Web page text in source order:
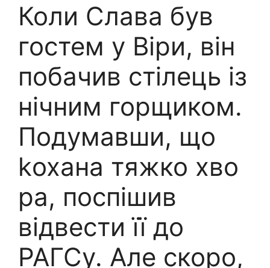
Коли Слава був
гостем у Віри, він
побачив стілець із
нічним горщиком.
Подумавши, що
kохана тяжко хво
ра, поспішив
відвести її до
РАГСу. Але скоро,